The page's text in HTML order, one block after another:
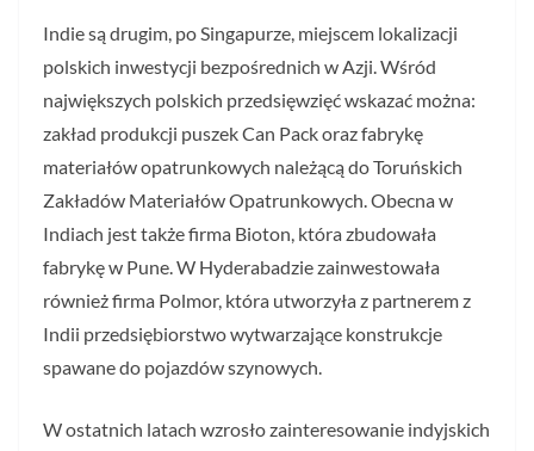
Indie są drugim, po Singapurze, miejscem lokalizacji
polskich inwestycji bezpośrednich w Azji. Wśród
największych polskich przedsięwzięć wskazać można:
zakład produkcji puszek Can Pack oraz fabrykę
materiałów opatrunkowych należącą do Toruńskich
Zakładów Materiałów Opatrunkowych. Obecna w
Indiach jest także firma Bioton, która zbudowała
fabrykę w Pune. W Hyderabadzie zainwestowała
również firma Polmor, która utworzyła z partnerem z
Indii przedsiębiorstwo wytwarzające konstrukcje
spawane do pojazdów szynowych.
W ostatnich latach wzrosło zainteresowanie indyjskich